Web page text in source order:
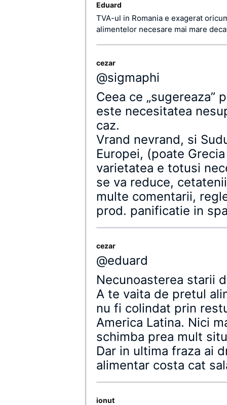
Eduard
TVA-ul in Romania e exagerat
alimentelor necesare mai mare
cezar
@sigmaphi
Ceea ce „sugereaza”
este necesitatea
caz.
Vrand nevrand, si
Europei, (poate
varietatea e totusi
se va reduce,
multe comentarii,
prod. panificatie in
cezar
@eduard
Necunoasterea starii
A te vaita de pretul
nu fi colindat prin
America Latina. Nici
schimba prea mult
Dar in ultima fraza ai
alimentar costa cat
ionut